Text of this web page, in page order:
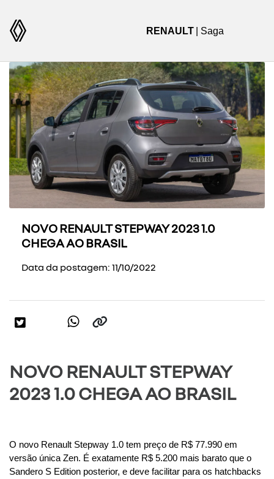
RENAULT | Saga
NOVO RENAULT STEPWAY 2023 1.0
CHEGA AO BRASIL
Data da postagem: 11/10/2022
NOVO RENAULT STEPWAY
2023 1.0 CHEGA AO BRASIL
O novo Renault Stepway 1.0 tem preço de R$ 77.990 em
versão única Zen. É exatamente R$ 5.200 mais barato que o
Sandero S Edition posterior, e deve facilitar para os hatchbacks